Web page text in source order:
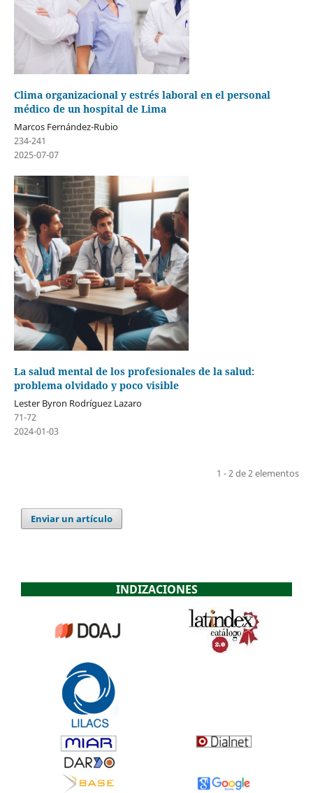
Clima organizacional y estrés laboral en el personal
médico de un hospital de Lima
Marcos Fernández-Rubio
234-241
2025-07-07
La salud mental de los profesionales de la salud:
problema olvidado y poco visible
Lester Byron Rodríguez Lazaro
71-72
2024-01-03
1 - 2 de 2 elementos
Enviar un artículo
INDIZACIONES